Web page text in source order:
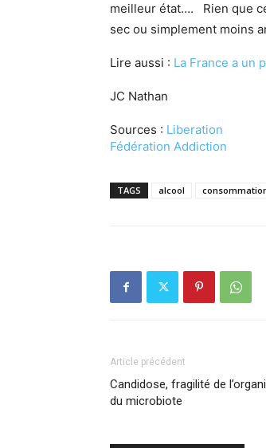
meilleur état…. Rien que
sec ou simplement moins
Lire aussi : La France a un
JC Nathan
Sources : Liberation
Fédération Addiction
TAGS alcool
Article précédent
Candidose, fragilité de
du microbiote